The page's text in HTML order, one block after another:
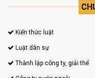
Kiến thức luật
Luật dân sự
Thành lập công ty, giải thể